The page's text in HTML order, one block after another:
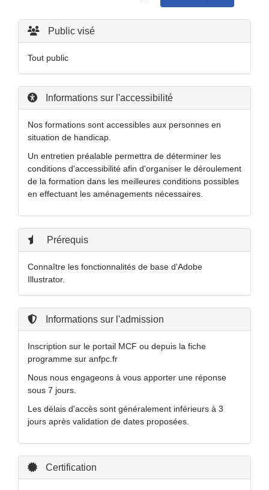
Public visé
Tout public
Informations sur l'accessibilité
Nos formations sont accessibles aux personnes en
situation de handicap.
Un entretien préalable permettra de déterminer les
conditions d'accessibilité afin d'organiser le déroulement
de la formation dans les meilleures conditions possibles
en effectuant les aménagements nécessaires.
Prérequis
Connaître les fonctionnalités de base d'Adobe
Illustrator.
Informations sur l'admission
Inscription sur le portail MCF ou depuis la fiche
programme sur anfpc.fr
Nous nous engageons à vous apporter une réponse
sous 7 jours.
Les délais d'accès sont généralement inférieurs à 3
jours après validation de dates proposées.
Certification